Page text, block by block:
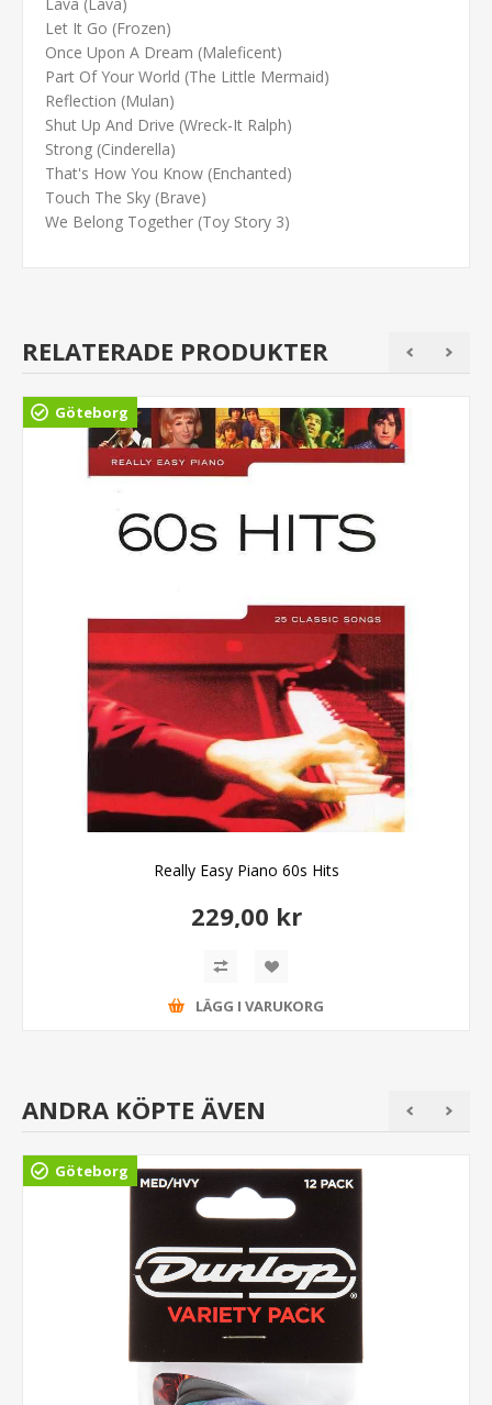
Let It Go (Frozen)
Once Upon A Dream (Maleficent)
Part Of Your World (The Little Mermaid)
Reflection (Mulan)
Shut Up And Drive (Wreck-It Ralph)
Strong (Cinderella)
That's How You Know (Enchanted)
Touch The Sky (Brave)
We Belong Together (Toy Story 3)
RELATERADE PRODUKTER
Göteborg
Really Easy Piano 60s Hits
229,00 kr
LÄGG I VARUKORG
ANDRA KÖPTE ÄVEN
Göteborg